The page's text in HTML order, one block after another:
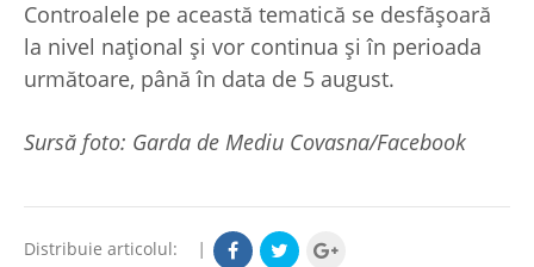
Controalele pe această tematică se desfășoară
la nivel național și vor continua și în perioada
următoare, până în data de 5 august.
Sursă foto: Garda de Mediu Covasna/Facebook
Distribuie articolul: |